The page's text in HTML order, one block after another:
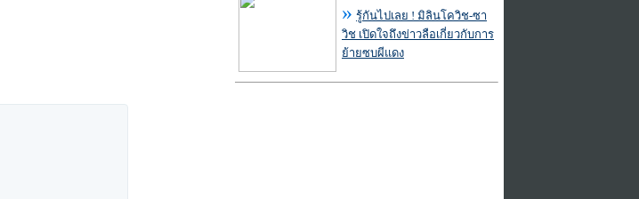
» รู้กันไปเลย ! มิลินโควิช-ซา
วิช เปิดใจถึงข่าวลือเกี่ยวกับการ
ย้ายซบผีแดง